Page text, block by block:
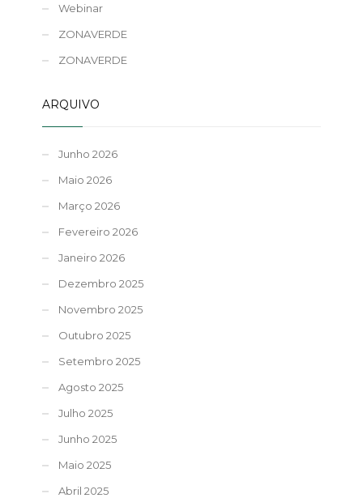
Webinar
ZONAVERDE
ZONAVERDE
ARQUIVO
Junho 2026
Maio 2026
Março 2026
Fevereiro 2026
Janeiro 2026
Dezembro 2025
Novembro 2025
Outubro 2025
Setembro 2025
Agosto 2025
Julho 2025
Junho 2025
Maio 2025
Abril 2025